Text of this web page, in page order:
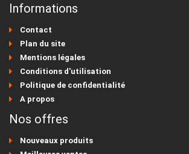
Informations
Contact
Plan du site
Mentions légales
Conditions d'utilisation
Politique de confidentialité
A propos
Nos offres
Nouveaux produits